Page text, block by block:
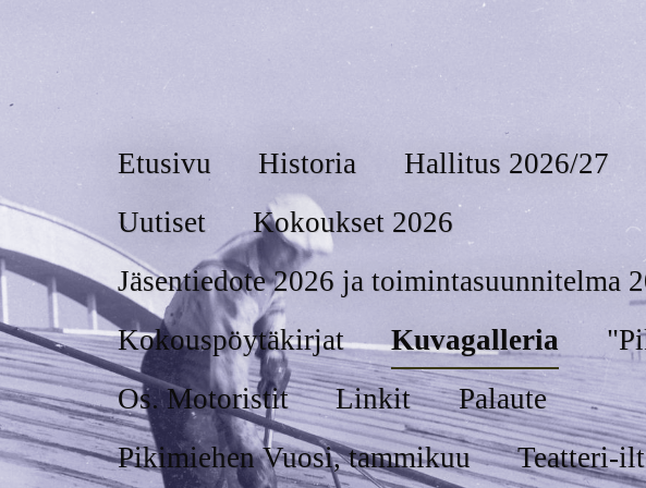
bitumieristäjät
Etusivu Historia Hallitus 2026/27
Uutiset
Kokoukset 2026
Jäsentiedote 2026 ja toimintasuunnitelma
Kokouspöytäkirjat
Kuvagalleria
Os. Motoristit
Linkit
Palaute
Pikimiehen Vuosi, tammikuu
Teatteri-